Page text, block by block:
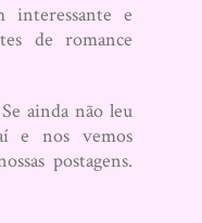
e
de romance
ainda não leu
e nos vemos
postagens.